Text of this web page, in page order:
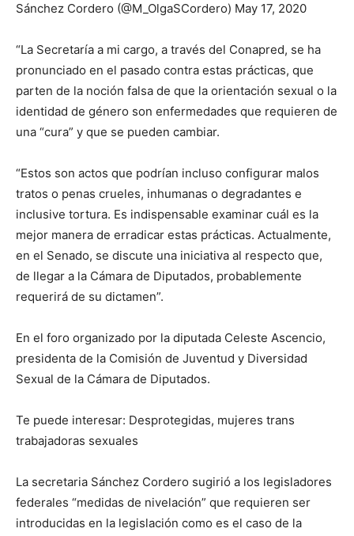
Sánchez Cordero (@M_OlgaSCordero) May 17, 2020
“La Secretaría a mi cargo, a través del Conapred, se ha
pronunciado en el pasado contra estas prácticas, que
parten de la noción falsa de que la orientación sexual o la
identidad de género son enfermedades que requieren de
una “cura” y que se pueden cambiar.
“Estos son actos que podrían incluso configurar malos
tratos o penas crueles, inhumanas o degradantes e
inclusive tortura. Es indispensable examinar cuál es la
mejor manera de erradicar estas prácticas. Actualmente,
en el Senado, se discute una iniciativa al respecto que,
de llegar a la Cámara de Diputados, probablemente
requerirá de su dictamen”.
En el foro organizado por la diputada Celeste Ascencio,
presidenta de la Comisión de Juventud y Diversidad
Sexual de la Cámara de Diputados.
Te puede interesar: Desprotegidas, mujeres trans
trabajadoras sexuales
La secretaria Sánchez Cordero sugirió a los legisladores
federales “medidas de nivelación” que requieren ser
introducidas en la legislación como es el caso de la